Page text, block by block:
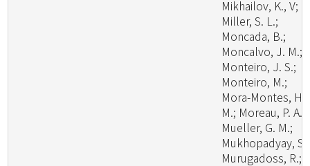
Mikhailov, K., V;
Miller, S. L.;
Moncada, B.;
Moncalvo, J. M.;
Monteiro, J. S.;
Monteiro, M.;
Mora-Montes, H.
M.; Moreau, P. A.;
Mueller, G. M.;
Mukhopadyay, S.;
Murugadoss, R.;